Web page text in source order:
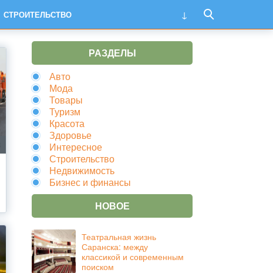
СТРОИТЕЛЬСТВО
РАЗДЕЛЫ
Авто
Мода
Товары
Туризм
Красота
Здоровье
Интересное
Строительство
Недвижимость
Бизнес и финансы
НОВОЕ
Театральная жизнь
Саранска: между
классикой и современным
поиском